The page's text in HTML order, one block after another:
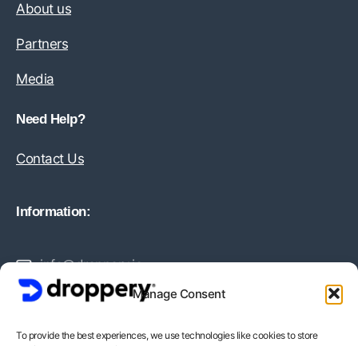
Manage Consent
To provide the best experiences, we use technologies like cookies to store
About us
Partners
Media
Need Help?
Contact Us
Information:
info@droppery.io